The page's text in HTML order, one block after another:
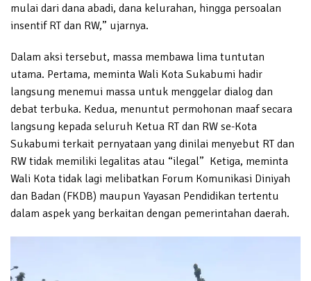
mulai dari dana abadi, dana kelurahan, hingga persoalan
insentif RT dan RW,” ujarnya.
Dalam aksi tersebut, massa membawa lima tuntutan
utama. Pertama, meminta Wali Kota Sukabumi hadir
langsung menemui massa untuk menggelar dialog dan
debat terbuka. Kedua, menuntut permohonan maaf secara
langsung kepada seluruh Ketua RT dan RW se-Kota
Sukabumi terkait pernyataan yang dinilai menyebut RT dan
RW tidak memiliki legalitas atau “ilegal” Ketiga, meminta
Wali Kota tidak lagi melibatkan Forum Komunikasi Diniyah
dan Badan (FKDB) maupun Yayasan Pendidikan tertentu
dalam aspek yang berkaitan dengan pemerintahan daerah.